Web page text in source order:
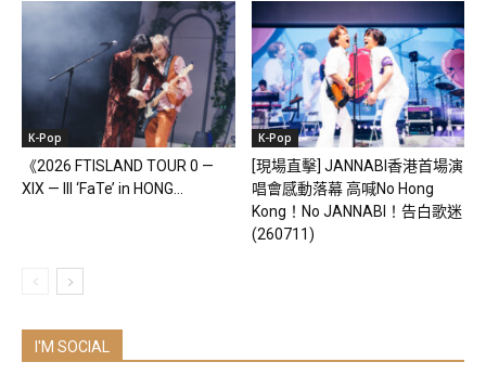
K-Pop
《2026 FTISLAND TOUR 0 —
XIX — III ‘FaTe’ in HONG...
K-Pop
[現場直擊] JANNABI香港首場演
唱會感動落幕 高喊No Hong
Kong！No JANNABI！告白歌迷
(260711)
I'M SOCIAL